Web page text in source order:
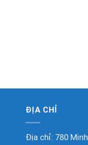
ĐỊA CHỈ
Địa chỉ: 780